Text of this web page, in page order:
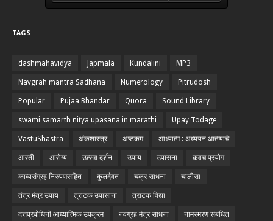
TAGS
dashmahavidya Japmala Kundalini MP3
Navgrah mantra Sadhana Numerology Pitrudosh
Popular Pujaa Bhandar Quora Sound Library
swami samarth nitya upasana in marathi Upay Todage
VastuShastra अंकशास्त्र अष्टकम आध्यात्म : अध्ययन आत्म्याचे
आरती आरोग्य उत्सव दर्शन उपाय उपासना कवच प्रयोग
काव्यसंग्रह निरुपणसहित कुलदैवत चक्र साधना चालीसा
तंत्र मंत्र उपाय त्राटक उपासाना त्राटक विद्या
दत्तप्रबोधिनी आध्यात्मिक उपक्रम नवग्रह मंत्र साधना नामस्मरण संबंधित